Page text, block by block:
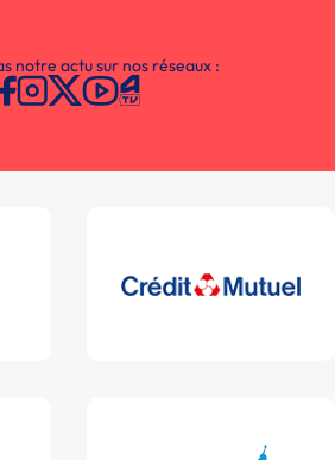
notre actu sur nos réseaux :